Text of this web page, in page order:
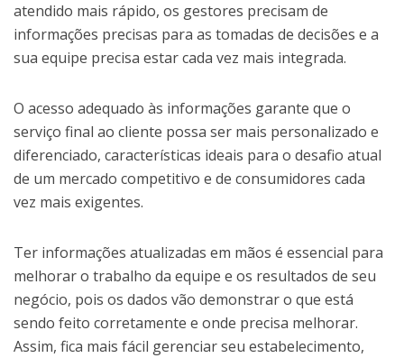
atendido mais rápido, os gestores precisam de
informações precisas para as tomadas de decisões e a
sua equipe precisa estar cada vez mais integrada.
O acesso adequado às informações garante que o
serviço final ao cliente possa ser mais personalizado e
diferenciado, características ideais para o desafio atual
de um mercado competitivo e de consumidores cada
vez mais exigentes.
Ter informações atualizadas em mãos é essencial para
melhorar o trabalho da equipe e os resultados de seu
negócio, pois os dados vão demonstrar o que está
sendo feito corretamente e onde precisa melhorar.
Assim, fica mais fácil gerenciar seu estabelecimento,